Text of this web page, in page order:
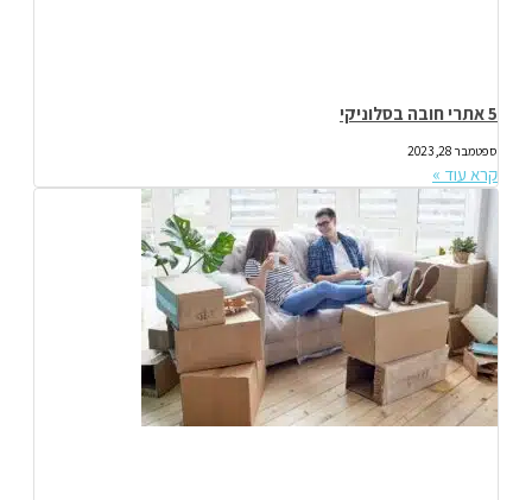
5 אתרי חובה בסלוניקי
ספטמבר 28, 2023
קרא עוד »